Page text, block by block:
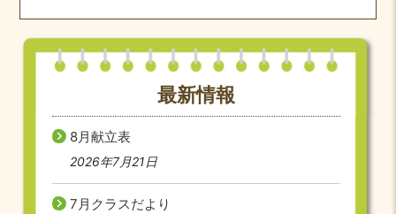
最新情報
8月献立表
2026年7月21日
7月クラスだより